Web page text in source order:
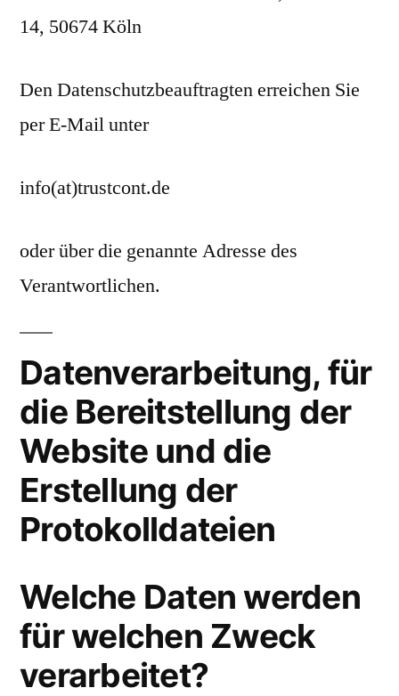
14, 50674 Köln
Den Datenschutzbeauftragten erreichen Sie
per E-Mail unter
info(at)trustcont.de
oder über die genannte Adresse des
Verantwortlichen.
Datenverarbeitung, für
die Bereitstellung der
Website und die
Erstellung der
Protokolldateien
Welche Daten werden
für welchen Zweck
verarbeitet?